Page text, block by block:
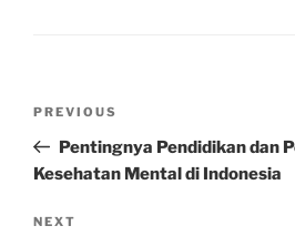
Previous
Post
PREVIOUS
Pentingnya Pendidikan dan
Kesehatan Mental di Indonesia
Next
NEXT